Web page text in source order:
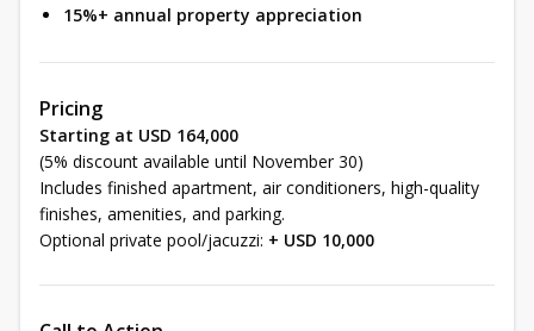
15%+ annual property appreciation
Pricing
Starting at USD 164,000
(5% discount available until November 30)
Includes finished apartment, air conditioners, high-quality
finishes, amenities, and parking.
Optional private pool/jacuzzi: + USD 10,000